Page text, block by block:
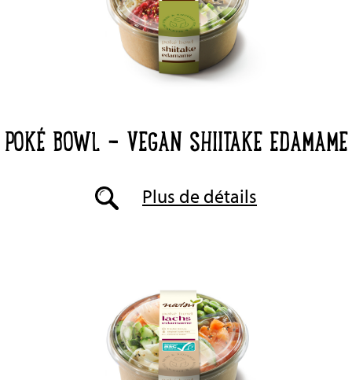
POKÉ BOWL - VEGAN SHIITAKE EDAMAME
Plus de détails